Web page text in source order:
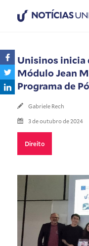
NOTÍCIAS
Unisinos inicia
Módulo Jean
Programa de
Gabriele Rech
3 de outubro de 2024
Direito